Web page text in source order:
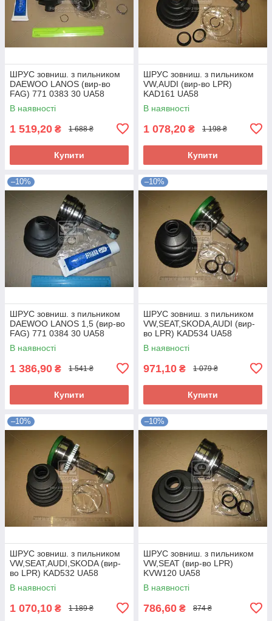
ШРУС зовниш. з пильником
DAEWOO LANOS (вир-во
FAG) 771 0383 30 UA58
В наявності
1 519,20 ₴ 1 688 ₴
Купити
ШРУС зовниш. з пильником
VW,AUDI (вир-во LPR)
KAD161 UA58
В наявності
1 078,20 ₴ 1 198 ₴
Купити
–10%
ШРУС зовниш. з пильником
DAEWOO LANOS 1,5 (вир-во
FAG) 771 0384 30 UA58
В наявності
1 386,90 ₴ 1 541 ₴
Купити
–10%
ШРУС зовниш. з пильником
VW,SEAT,SKODA,AUDI (вир-
во LPR) KAD534 UA58
В наявності
971,10 ₴ 1 079 ₴
Купити
–10%
ШРУС зовниш. з пильником
VW,SEAT,AUDI,SKODA (вир-
во LPR) KAD532 UA58
В наявності
1 070,10 ₴ 1 189 ₴
–10%
ШРУС зовниш. з пильником
VW,SEAT (вир-во LPR)
KVW120 UA58
В наявності
786,60 ₴ 874 ₴